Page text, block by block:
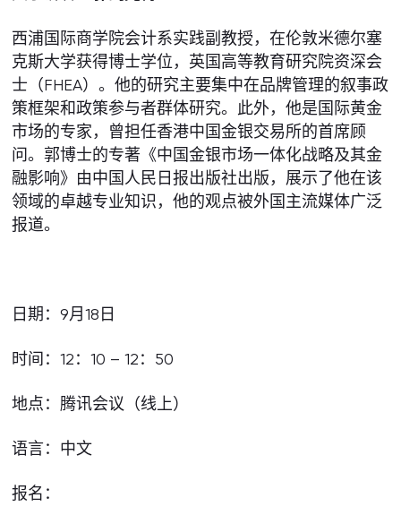
西浦国际商学院会计系实践副教授，在伦敦米德尔塞
克斯大学获得博士学位，英国高等教育研究院资深会
士（FHEA）。他的研究主要集中在品牌管理的叙事政
策框架和政策参与者群体研究。此外，他是国际黄金
市场的专家，曾担任香港中国金银交易所的首席顾
问。郭博士的专著《中国金银市场一体化战略及其金
融影响》由中国人民日报出版社出版，展示了他在该
领域的卓越专业知识，他的观点被外国主流媒体广泛
报道。
日期：9月18日
时间：12：10 – 12：50
地点：腾讯会议（线上）
语言：中文
报名：